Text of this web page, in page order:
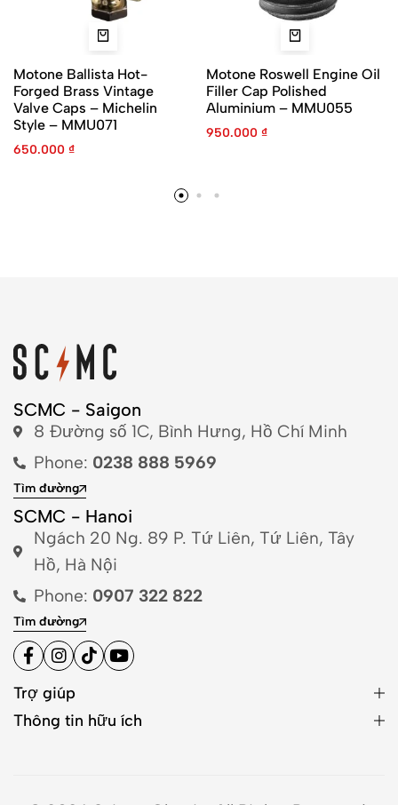
Motone Ballista Hot-
Forged Brass Vintage
Valve Caps – Michelin
Style – MMU071
650.000 ₫
Motone Roswell Engine Oil
Filler Cap Polished
Aluminium – MMU055
950.000 ₫
SCMC - Saigon
8 Đường số 1C, Bình Hưng, Hồ Chí Minh
Phone: 0238 888 5969
Tìm đường
SCMC - Hanoi
Ngách 20 Ng. 89 P. Tứ Liên, Tứ Liên, Tây
Hồ, Hà Nội
Phone: 0907 322 822
Tìm đường
Trợ giúp
Thông tin hữu ích